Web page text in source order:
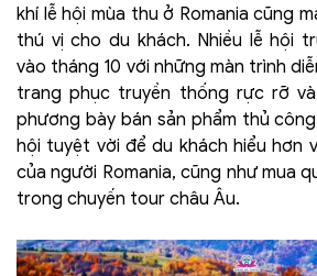
khí lễ hội mùa thu ở Romania cũng
thú vị cho du khách. Nhiều lễ hội
vào tháng 10 với những màn trình
trang phục truyền thống rực rỡ
phương bày bán sản phẩm thủ
hội tuyệt vời để du khách hiểu hơn
của người Romania, cũng như mua
trong chuyến tour châu Âu.